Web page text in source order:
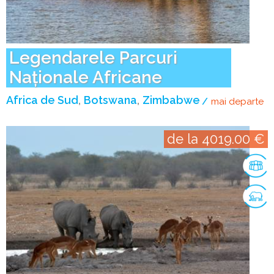
Legendarele Parcuri
Naționale Africane
Africa de Sud Botswana Zimbabwe mai departe
de la 4019.00 €